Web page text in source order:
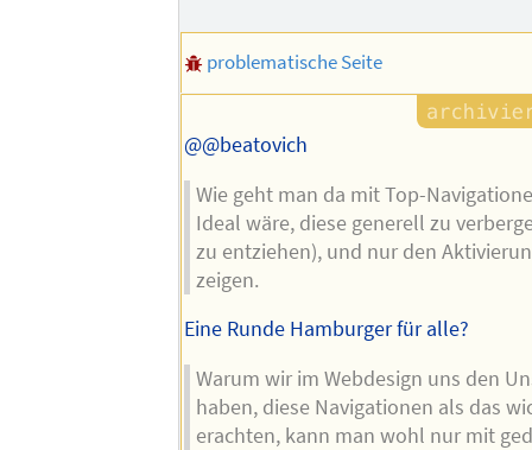
problematische Seite
@@beatovich
Wie geht man da mit Top-
Ideal wäre, diese generell zu
zu entziehen), und nur den
zeigen.
Eine Runde Hamburger für alle?
Warum wir im Webdesign uns den
haben, diese Navigationen als das
erachten, kann man wohl nur mit